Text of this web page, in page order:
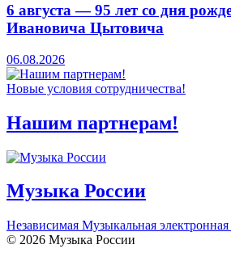
6 августа — 95 лет со дня
Ивановича Цытовича
06.08.2026
Новые условия сотрудничества!
Нашим партнерам!
Музыка России
Независимая Музыкальная электронная
© 2026 Музыка России